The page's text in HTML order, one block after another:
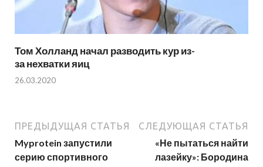
Том Холланд начал разводить кур из-
за нехватки яиц
26.03.2020
ПРЕДЫДУЩАЯ СТАТЬЯ
Myprotein запустили
серию спортивного
СЛЕДУЮЩАЯ СТАТЬЯ
«Не пытаться найти
лазейку»: Бородина